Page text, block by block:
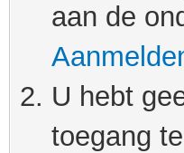
aan de
U hebt
toegang